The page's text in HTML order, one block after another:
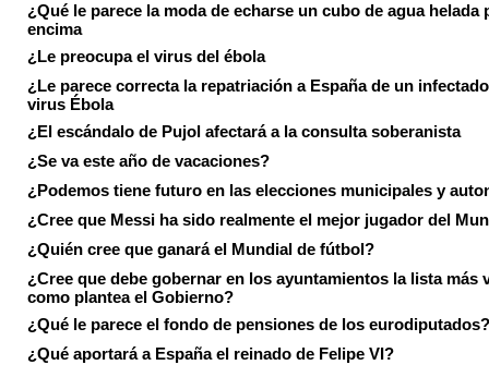
¿Qué le parece la moda de echarse un cubo de agua helada
encima
¿Le preocupa el virus del ébola
¿Le parece correcta la repatriación a España de un
virus Ébola
¿El escándalo de Pujol afectará a la consulta soberanista
¿Se va este año de vacaciones?
¿Podemos tiene futuro en las elecciones municipales y
¿Cree que Messi ha sido realmente el mejor jugador del
¿Quién cree que ganará el Mundial de fútbol?
¿Cree que debe gobernar en los ayuntamientos la lista más
como plantea el Gobierno?
¿Qué le parece el fondo de pensiones de los eurodiputados?
¿Qué aportará a España el reinado de Felipe VI?